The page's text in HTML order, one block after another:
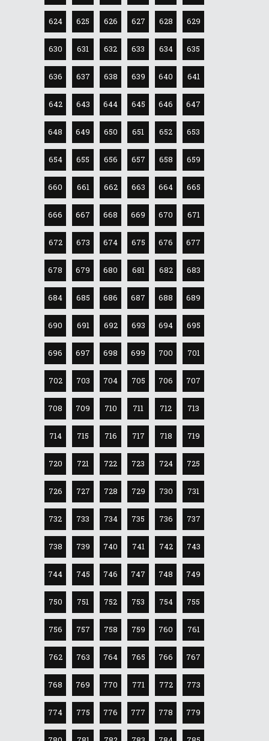
624 625 626 627 628 629
630 631 632 633 634 635
636 637 638 639 640 641
642 643 644 645 646 647
648 649 650 651 652 653
654 655 656 657 658 659
660 661 662 663 664 665
666 667 668 669 670 671
672 673 674 675 676 677
678 679 680 681 682 683
684 685 686 687 688 689
690 691 692 693 694 695
696 697 698 699 700 701
702 703 704 705 706 707
708 709 710 711 712 713
714 715 716 717 718 719
720 721 722 723 724 725
726 727 728 729 730 731
732 733 734 735 736 737
738 739 740 741 742 743
744 745 746 747 748 749
750 751 752 753 754 755
756 757 758 759 760 761
762 763 764 765 766 767
768 769 770 771 772 773
774 775 776 777 778 779